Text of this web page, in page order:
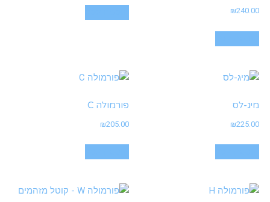
₪240.00
מיג-לס
₪225.00
פורמולה C
₪205.00